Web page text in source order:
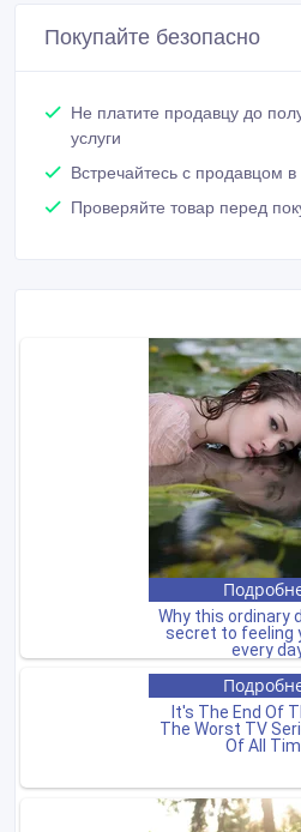
Покупайте безопасно
Не платите продавцу до
услуги
Встречайтесь с продавцом
Проверяйте товар перед